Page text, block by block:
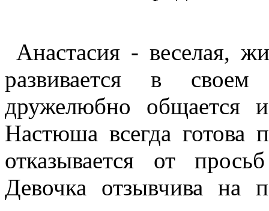
Анастасия - веселая,
развивается в
дружелюбно общается
Настюша всегда готова
отказывается от
Девочка отзывчива на